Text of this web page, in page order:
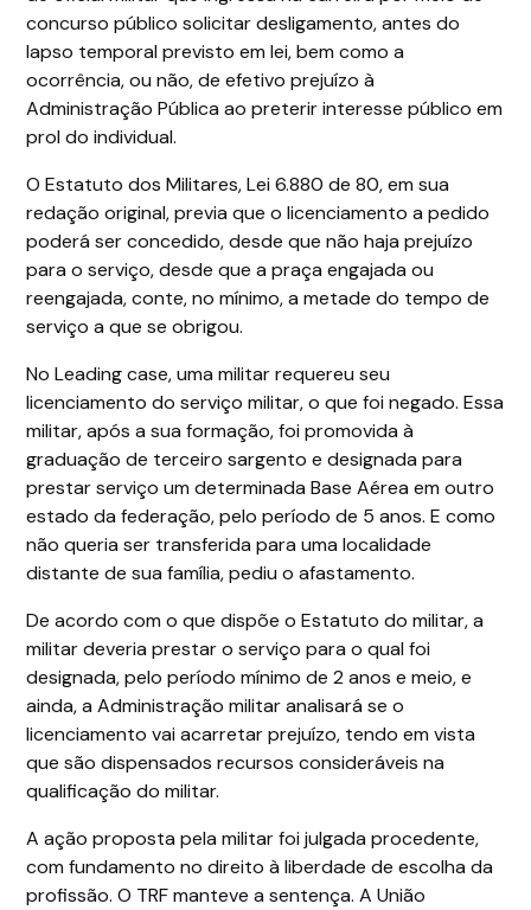
concurso público solicitar desligamento, antes do
lapso temporal previsto em lei, bem como a
ocorrência, ou não, de efetivo prejuízo à
Administração Pública ao preterir interesse público em
prol do individual.
O Estatuto dos Militares, Lei 6.880 de 80, em sua
redação original, previa que o licenciamento a pedido
poderá ser concedido, desde que não haja prejuízo
para o serviço, desde que a praça engajada ou
reengajada, conte, no mínimo, a metade do tempo de
serviço a que se obrigou.
No Leading case, uma militar requereu seu
licenciamento do serviço militar, o que foi negado. Essa
militar, após a sua formação, foi promovida à
graduação de terceiro sargento e designada para
prestar serviço um determinada Base Aérea em outro
estado da federação, pelo período de 5 anos. E como
não queria ser transferida para uma localidade
distante de sua família, pediu o afastamento.
De acordo com o que dispõe o Estatuto do militar, a
militar deveria prestar o serviço para o qual foi
designada, pelo período mínimo de 2 anos e meio, e
ainda, a Administração militar analisará se o
licenciamento vai acarretar prejuízo, tendo em vista
que são dispensados recursos consideráveis na
qualificação do militar.
A ação proposta pela militar foi julgada procedente,
com fundamento no direito à liberdade de escolha da
profissão. O TRF manteve a sentença. A União